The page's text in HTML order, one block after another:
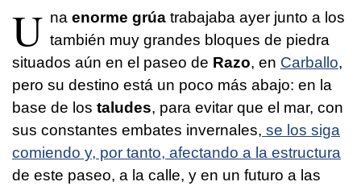
U na enorme grúa trabajaba ayer junto a los
también muy grandes bloques de piedra
situados aún en el paseo de Razo, en Carballo,
pero su destino está un poco más abajo: en la
base de los taludes, para evitar que el mar, con
sus constantes embates invernales, se los siga
comiendo y, por tanto, afectando a la estructura
de este paseo, a la calle, y en un futuro a las